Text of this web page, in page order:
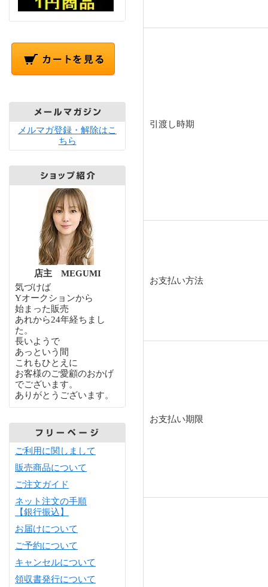
メルマガ登録・解除はこ
ちら
店主 MEGUMI
気づけば
Yオークションから
始まった販売
あれから24年経ちまし
た。
長いようで
あっという間
これもひとえに
お客様のご愛顧のおかげ
でございます。
ありがとうございます。
ご利用に関しまして
販売商品について
ご注文ガイド
ネット注文の手順
【銀行振込】
お届けについて
ご予約について
キャンセルについて
領収書発行について
引渡し時期
お支払い方法
お支払い期限